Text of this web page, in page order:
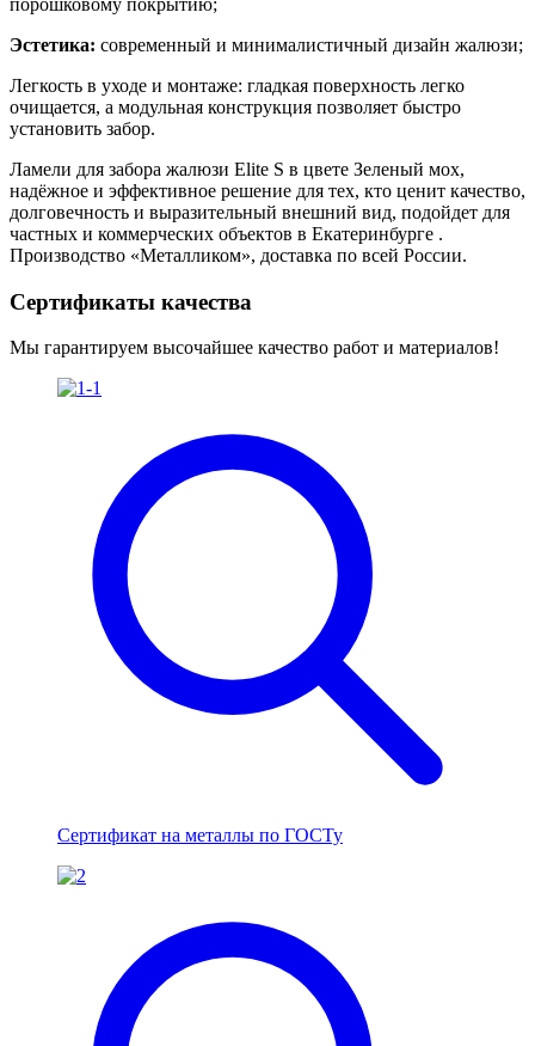
Эстетика: современный и минималистичный дизайн жалюзи;
Легкость в уходе и монтаже: гладкая поверхность легко
очищается, а модульная конструкция позволяет быстро
установить забор.
Ламели для забора жалюзи Elite S в цвете Зеленый мох,
надёжное и эффективное решение для тех, кто ценит качество,
долговечность и выразительный внешний вид, подойдет для
частных и коммерческих объектов в Екатеринбурге .
Производство «Металликом», доставка по всей России.
Сертификаты качества
Мы гарантируем высочайшее качество работ и материалов!
Сертификат на металлы по ГОСТу